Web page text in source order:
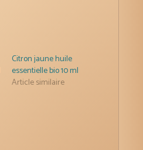
Citron jaune huile
essentielle bio 10 ml
Article similaire